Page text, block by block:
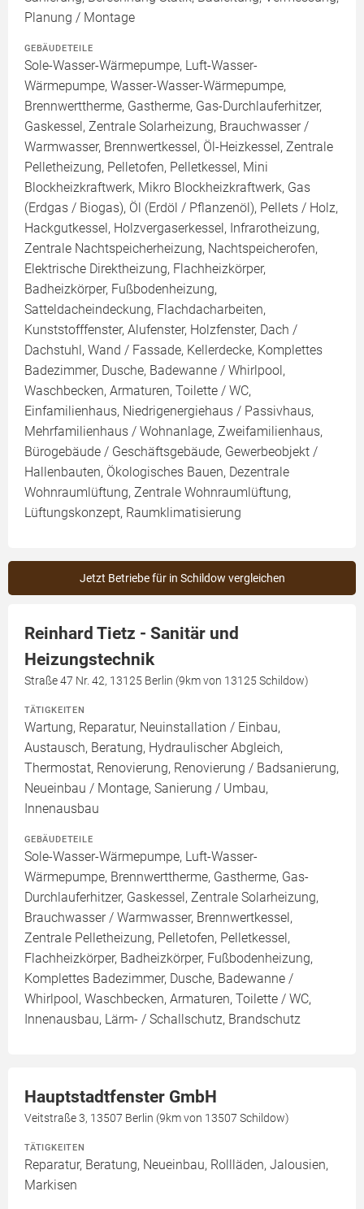
Planung / Montage
GEBÄUDETEILE
Sole-Wasser-Wärmepumpe, Luft-Wasser-
Wärmepumpe, Wasser-Wasser-Wärmepumpe,
Brennwerttherme, Gastherme, Gas-Durchlauferhitzer,
Gaskessel, Zentrale Solarheizung, Brauchwasser /
Warmwasser, Brennwertkessel, Öl-Heizkessel, Zentrale
Pelletheizung, Pelletofen, Pelletkessel, Mini
Blockheizkraftwerk, Mikro Blockheizkraftwerk, Gas
(Erdgas / Biogas), Öl (Erdöl / Pflanzenöl), Pellets / Holz,
Hackgutkessel, Holzvergaserkessel, Infrarotheizung,
Zentrale Nachtspeicherheizung, Nachtspeicherofen,
Elektrische Direktheizung, Flachheizkörper,
Badheizkörper, Fußbodenheizung,
Satteldacheindeckung, Flachdacharbeiten,
Kunststofffenster, Alufenster, Holzfenster, Dach /
Dachstuhl, Wand / Fassade, Kellerdecke, Komplettes
Badezimmer, Dusche, Badewanne / Whirlpool,
Waschbecken, Armaturen, Toilette / WC,
Einfamilienhaus, Niedrigenergiehaus / Passivhaus,
Mehrfamilienhaus / Wohnanlage, Zweifamilienhaus,
Bürogebäude / Geschäftsgebäude, Gewerbeobjekt /
Hallenbauten, Ökologisches Bauen, Dezentrale
Wohnraumlüftung, Zentrale Wohnraumlüftung,
Lüftungskonzept, Raumklimatisierung
Jetzt Betriebe für in Schildow vergleichen
Reinhard Tietz - Sanitär und
Heizungstechnik
Straße 47 Nr. 42, 13125 Berlin (9km von 13125 Schildow)
TÄTIGKEITEN
Wartung, Reparatur, Neuinstallation / Einbau,
Austausch, Beratung, Hydraulischer Abgleich,
Thermostat, Renovierung, Renovierung / Badsanierung,
Neueinbau / Montage, Sanierung / Umbau,
Innenausbau
GEBÄUDETEILE
Sole-Wasser-Wärmepumpe, Luft-Wasser-
Wärmepumpe, Brennwerttherme, Gastherme, Gas-
Durchlauferhitzer, Gaskessel, Zentrale Solarheizung,
Brauchwasser / Warmwasser, Brennwertkessel,
Zentrale Pelletheizung, Pelletofen, Pelletkessel,
Flachheizkörper, Badheizkörper, Fußbodenheizung,
Komplettes Badezimmer, Dusche, Badewanne /
Whirlpool, Waschbecken, Armaturen, Toilette / WC,
Innenausbau, Lärm- / Schallschutz, Brandschutz
Hauptstadtfenster GmbH
Veitstraße 3, 13507 Berlin (9km von 13507 Schildow)
TÄTIGKEITEN
Reparatur, Beratung, Neueinbau, Rollläden, Jalousien,
Markisen